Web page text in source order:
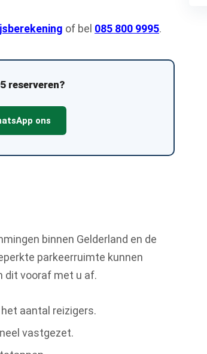
of bel 085 800 9995.
reserveren?
ons
binnen Gelderland en de
parkeerruimte kunnen
dit vooraf met u af.
aantal reizigers.
vastgezet.